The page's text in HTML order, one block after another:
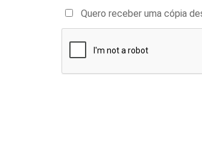
Quero receber uma cópia